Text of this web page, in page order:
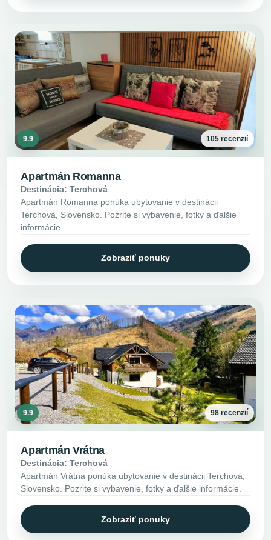
9.9 105 recenzií
Apartmán Romanna
Destinácia: Terchová
Apartmán Romanna ponúka ubytovanie v destinácii
Terchová, Slovensko. Pozrite si vybavenie, fotky a ďalšie
informácie.
Zobraziť ponuky
9.9 98 recenzií
Apartmán Vrátna
Destinácia: Terchová
Apartmán Vrátna ponúka ubytovanie v destinácii Terchová,
Slovensko. Pozrite si vybavenie, fotky a ďalšie informácie.
Zobraziť ponuky